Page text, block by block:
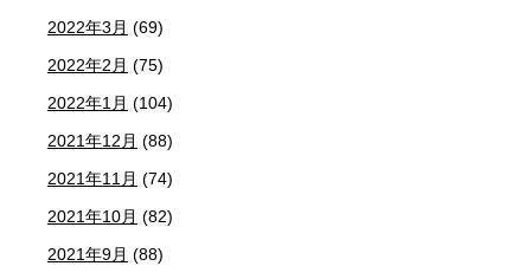
2022年3月 (69)
2022年2月 (75)
2022年1月 (104)
2021年12月 (88)
2021年11月 (74)
2021年10月 (82)
2021年9月 (88)